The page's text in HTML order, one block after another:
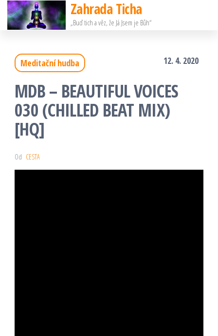
Přeskočit
na
Zahrada Ticha
„Buď tich a věz, že Já Jsem je Bůh“
Meditační hudba 12. 4. 2020
MDB – BEAUTIFUL VOICES
030 (CHILLED BEAT MIX)
[HQ]
Od CESTA